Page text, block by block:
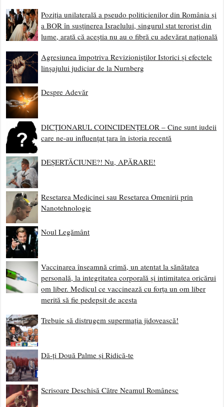
Poziția unilaterală a pseudo politicienilor din România și
a BOR în susținerea Israelului, singurul stat terorist din
lume, arată că aceștia nu au o fibră cu adevărat națională
Agresiunea împotriva Revizioniștilor Istorici și efectele
linșajului judiciar de la Nurnberg
Despre Adevăr
DICȚIONARUL COINCIDENȚELOR – Cine sunt iudeii
care ne-au influențat țara în istoria recentă
DEȘERTĂCIUNE?! Nu, APĂRARE!
Resetarea Medicinei sau Resetarea Omenirii prin
Nanotehnologie
Noul Legământ
Vaccinarea înseamnă crimă, un atentat la sănătatea
personală, la integritatea corporală și intimitatea oricărui
om liber. Medicul ce vaccinează cu forța un om liber
merită să fie pedepsit de acesta
Trebuie să distrugem supermația jidovească!
Dă-ți Două Palme și Ridică-te
Scrisoare Deschisă Către Neamul Românesc